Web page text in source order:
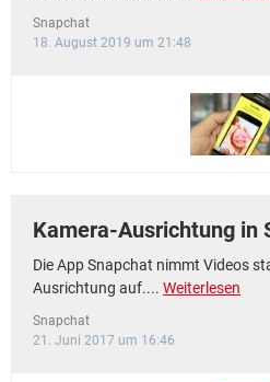
Snapchat
18. August 2019 um 21:48
Kamera-Ausrichtung in
Die App Snapchat nimmt Videos
Ausrichtung auf.... Weiterlesen
Snapchat
21. Juni 2017 um 16:46